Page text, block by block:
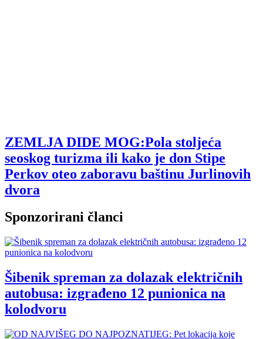
ZEMLJA DIDE MOG:Pola stoljeća
seoskog turizma ili kako je don Stipe
Perkov oteo zaboravu baštinu Jurlinovih
dvora
Sponzorirani članci
Šibenik spreman za dolazak električnih
autobusa: izgrađeno 12 punionica na
kolodvoru